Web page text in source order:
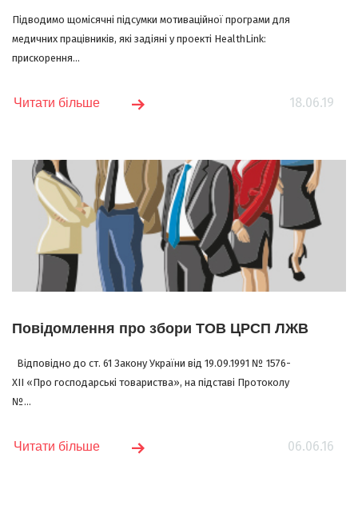
Підводимо щомісячні підсумки мотиваційної програми для
медичних працівників, які задіяні у проекті HealthLink:
прискорення...
18.06.19
Читати більше
Повідомлення про збори ТОВ ЦРСП ЛЖВ
Відповідно до ст. 61 Закону України від 19.09.1991 № 1576-
XII «Про господарські товариства», на підставі Протоколу
№...
06.06.16
Читати більше